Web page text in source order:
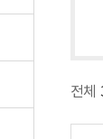
전체